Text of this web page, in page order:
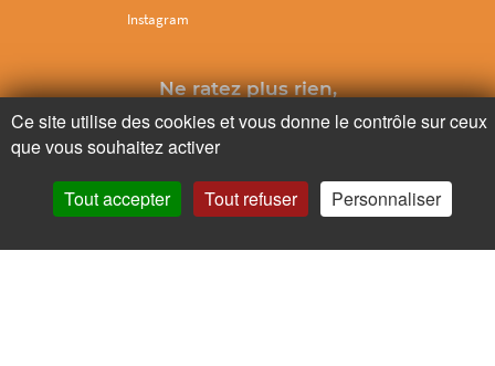
Instagram
Ne ratez plus rien,
Abonnez-vous à notre newsletter
Ce site utilise des cookies et vous donne le contrôle sur ceux
que vous souhaitez activer
Tout accepter Tout refuser Personnaliser